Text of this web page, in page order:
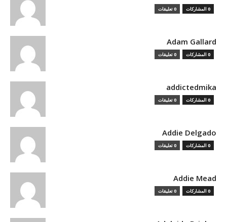
0 المشاركات 0 تعليقات
Adam Gallard
0 المشاركات 0 تعليقات
addictedmika
0 المشاركات 0 تعليقات
Addie Delgado
0 المشاركات 0 تعليقات
Addie Mead
0 المشاركات 0 تعليقات